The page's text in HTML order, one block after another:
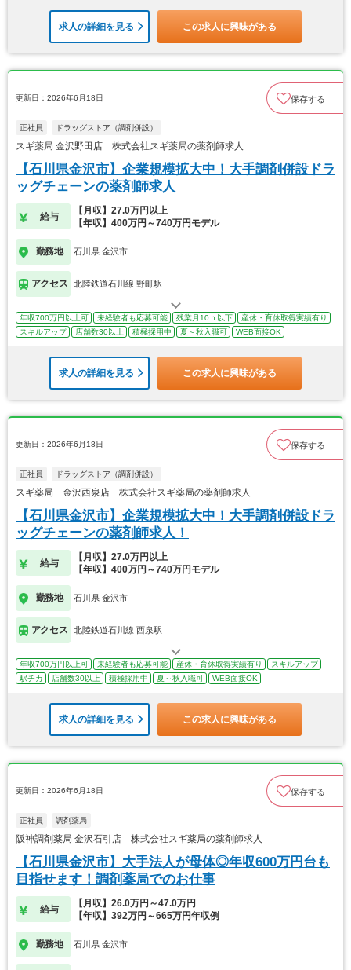
求人の詳細を見る この求人に興味がある
更新日：2026年6月18日 保存する
正社員 ドラッグストア（調剤併設）
スギ薬局 金沢野田店 株式会社スギ薬局の薬剤師求人
【石川県金沢市】企業規模拡大中！大手調剤併設ドラ
ッグチェーンの薬剤師求人
給与
【月収】27.0万円以上
【年収】400万円～740万円モデル
勤務地 石川県 金沢市
アクセス 北陸鉄道石川線 野町駅
年収700万円以上可 未経験者も応募可能 残業月10ｈ以下
産休・育休取得実績有り
スキルアップ
店舗数30以上 積極採用中 夏～秋入職可 WEB面接OK
求人の詳細を見る この求人に興味がある
更新日：2026年6月18日 保存する
正社員 ドラッグストア（調剤併設）
スギ薬局 金沢西泉店 株式会社スギ薬局の薬剤師求人
【石川県金沢市】企業規模拡大中！大手調剤併設ドラ
ッグチェーンの薬剤師求人！
給与
【月収】27.0万円以上
【年収】400万円～740万円モデル
勤務地 石川県 金沢市
アクセス 北陸鉄道石川線 西泉駅
年収700万円以上可 未経験者も応募可能 産休・育休取得実績有り
スキルアップ
駅チカ
店舗数30以上 積極採用中 夏～秋入職可 WEB面接OK
求人の詳細を見る この求人に興味がある
更新日：2026年6月18日 保存する
正社員 調剤薬局
阪神調剤薬局 金沢石引店 株式会社スギ薬局の薬剤師求人
【石川県金沢市】大手法人が母体◎年収600万円台も
目指せます！調剤薬局でのお仕事
給与
【月収】26.0万円～47.0万円
【年収】392万円～665万円年収例
勤務地 石川県 金沢市